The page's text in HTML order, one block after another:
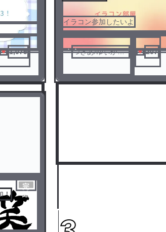
1,075
ノベ
イラコン参加したいよ
つきあ/ゆぃか@
207
完
結
！